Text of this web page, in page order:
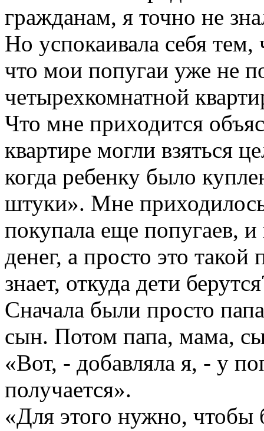
гражданам, я точно не
Но успокаивала себя
что мои попугаи уже не
четырехкомнатной
Что мне приходится
квартире могли взяться
когда ребенку было
штуки». Мне приходилось
покупала еще попугаев,
денег, а просто это
знает, откуда дети
Сначала были просто
сын. Потом папа, мама,
«Вот, - добавляла я, - у
получается».
«Для этого нужно,